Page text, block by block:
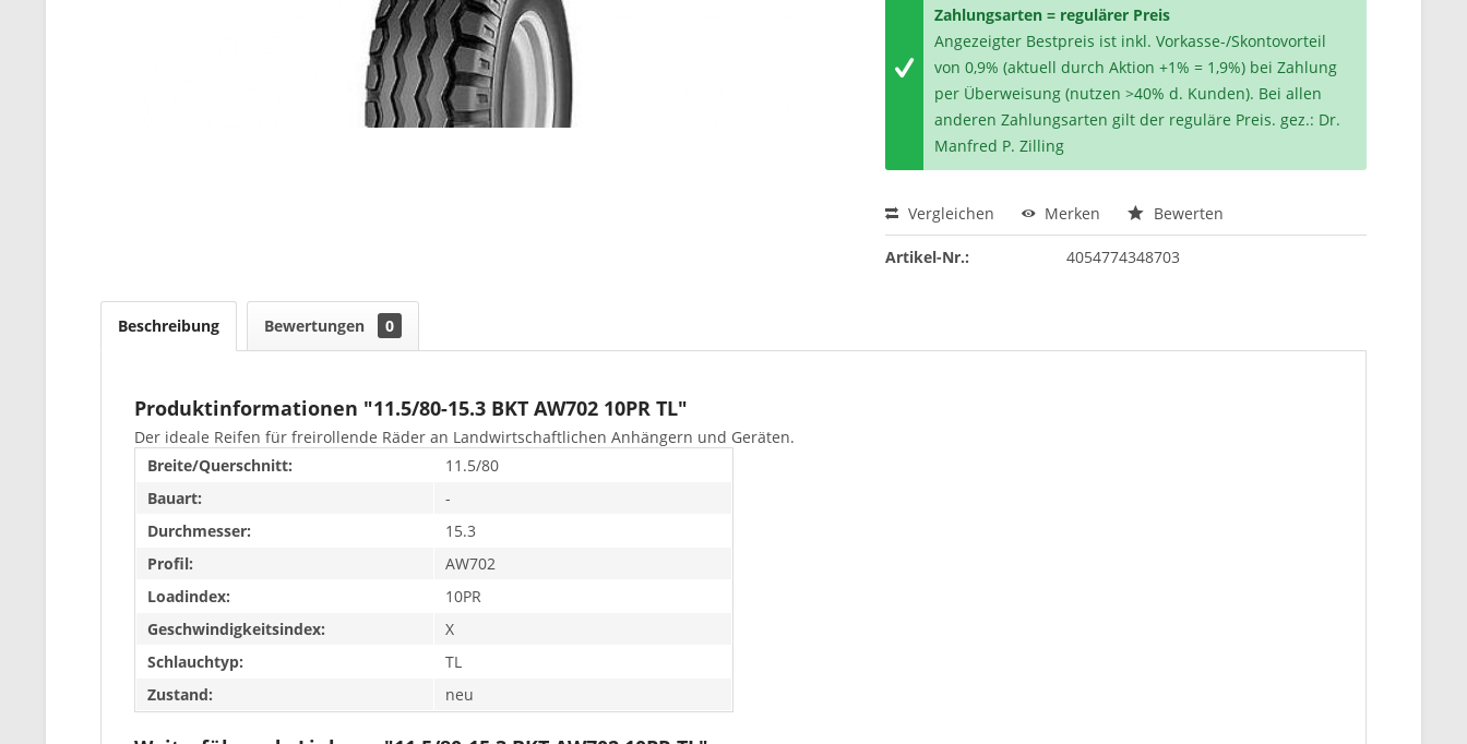
Zahlungsarten = regulärer Preis
Angezeigter Bestpreis ist inkl. Vorkasse-/Skontovorteil
von 0,9% (aktuell durch Aktion +1% = 1,9%) bei Zahlung
per Überweisung (nutzen >40% d. Kunden). Bei allen
anderen Zahlungsarten gilt der reguläre Preis. gez.: Dr.
Manfred P. Zilling
Vergleichen Merken Bewerten
Artikel-Nr.: 4054774348703
Beschreibung Bewertungen 0
Produktinformationen "11.5/80-15.3 BKT AW702 10PR TL"
Der ideale Reifen für freirollende Räder an Landwirtschaftlichen Anhängern und Geräten.
Breite/Querschnitt:
11.5/80
Bauart:
-
Durchmesser:
15.3
Profil:
AW702
Loadindex:
10PR
Geschwindigkeitsindex:
X
Schlauchtyp:
TL
Zustand:
neu